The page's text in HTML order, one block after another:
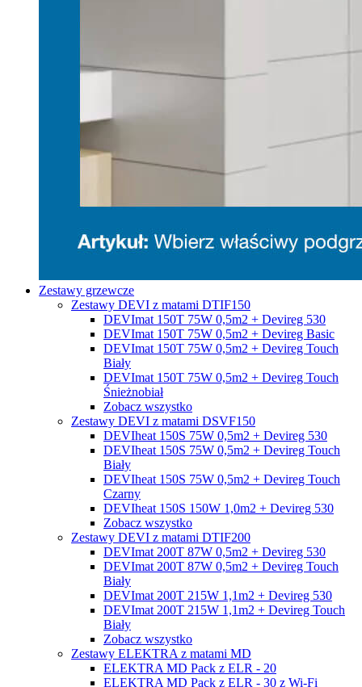
Zestawy grzewcze
Zestawy DEVI z matami DTIF150
DEVImat 150T 75W 0,5m2 + Devireg 530
DEVImat 150T 75W 0,5m2 + Devireg Basic
DEVImat 150T 75W 0,5m2 + Devireg Touch
Biały
DEVImat 150T 75W 0,5m2 + Devireg Touch
Śnieżnobiał
Zobacz wszystko
Zestawy DEVI z matami DSVF150
DEVIheat 150S 75W 0,5m2 + Devireg 530
DEVIheat 150S 75W 0,5m2 + Devireg Touch
Biały
DEVIheat 150S 75W 0,5m2 + Devireg Touch
Czarny
DEVIheat 150S 150W 1,0m2 + Devireg 530
Zobacz wszystko
Zestawy DEVI z matami DTIF200
DEVImat 200T 87W 0,5m2 + Devireg 530
DEVImat 200T 87W 0,5m2 + Devireg Touch
Biały
DEVImat 200T 215W 1,1m2 + Devireg 530
DEVImat 200T 215W 1,1m2 + Devireg Touch
Biały
Zobacz wszystko
Zestawy ELEKTRA z matami MD
ELEKTRA MD Pack z ELR - 20
ELEKTRA MD Pack z ELR - 30 z Wi-Fi